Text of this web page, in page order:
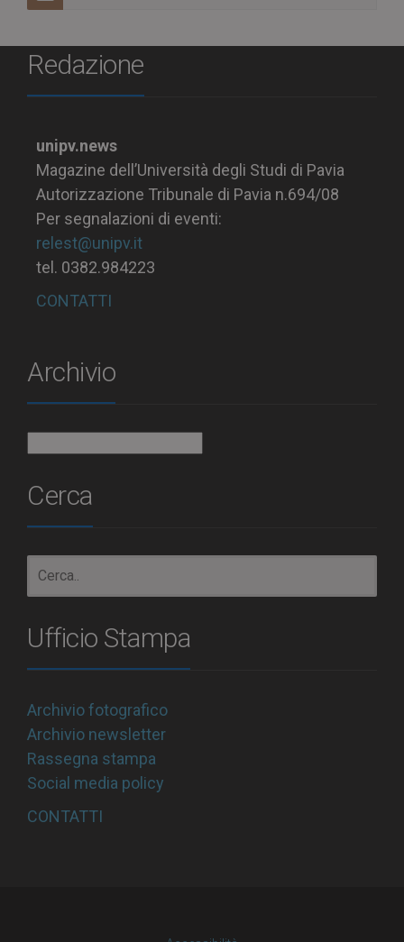
Redazione
unipv.news
Magazine dell’Università degli Studi di Pavia
Autorizzazione Tribunale di Pavia n.694/08
Per segnalazioni di eventi:
relest@unipv.it
tel. 0382.984223
CONTATTI
Archivio
Cerca
Ufficio Stampa
Archivio fotografico
Archivio newsletter
Rassegna stampa
Social media policy
CONTATTI